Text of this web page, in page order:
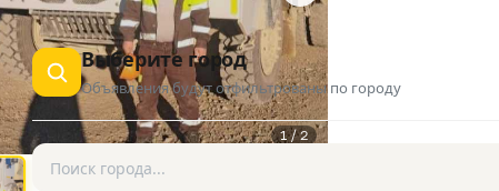
1 / 2
AD
Выберите город
Объявления будут отфильтрованы по городу